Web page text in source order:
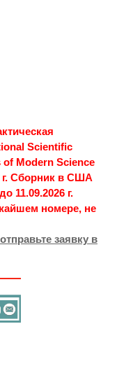
Scientific
Modern Science
г. Сборник в США
11.09.2026 г.
номере, не
заявку в